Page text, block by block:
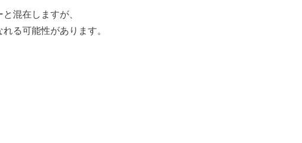
混在しますが、
る可能性があります。